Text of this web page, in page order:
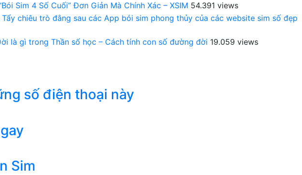
Sim 4 Số Cuối” Đơn Giản Mà Chính Xác – XSIM 54.391 views
Tẩy chiêu trò đằng sau các App bói sim phong thủy của các website sim số đẹp
là gì trong Thần số học – Cách tính con số đường đời 19.059 views
số điện thoại này
Sim